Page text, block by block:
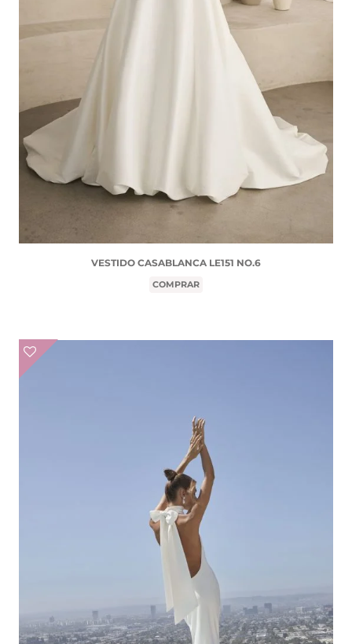
VESTIDO CASABLANCA LE151 NO.6
COMPRAR